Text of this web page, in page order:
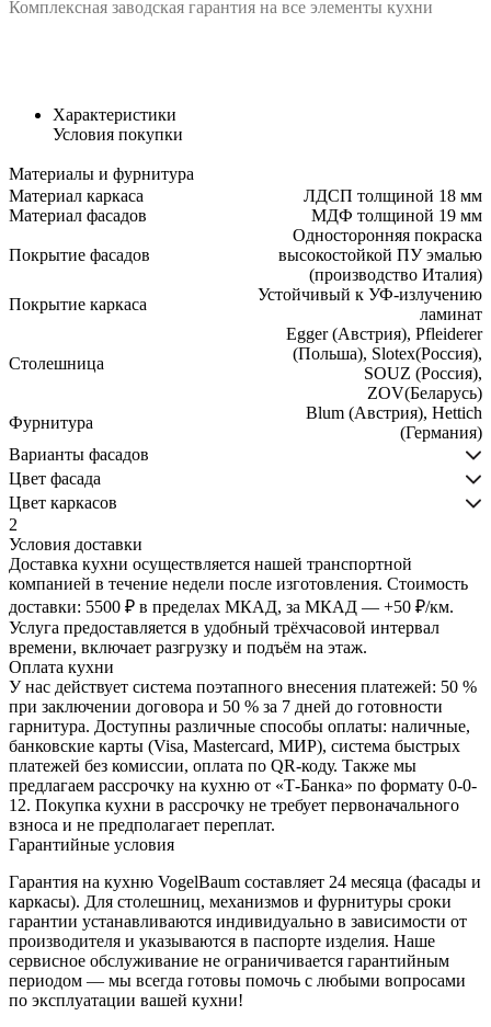
Комплексная заводская гарантия на все элементы кухни
Характеристики
Условия покупки
Материалы и фурнитура
Материал каркаса
ЛДСП толщиной 18 мм
Материал фасадов
МДФ толщиной 19 мм
Покрытие фасадов
Односторонняя покраска
высокостойкой ПУ эмалью
(производство Италия)
Покрытие каркаса
Устойчивый к УФ-излучению
ламинат
Столешница
Egger (Австрия), Pfleiderer
(Польша), Slotex(Россия),
SOUZ (Россия),
ZOV(Беларусь)
Фурнитура
Blum (Австрия), Hettich
(Германия)
Варианты фасадов
Цвет фасада
БОЛЕЕ
2200
ЦВЕТОВ -
ЛЮБОЙ
ЦВЕТ ПО
КАТАЛОГАМ
RAL И NCS
Цвет каркасов
АНТРАЦИТ
БЕЛЫЙ
БАЗОВЫЙ
БУК
АРТИЗАН
2
Условия доставки
Доставка кухни осуществляется нашей транспортной
компанией в течение недели после изготовления. Стоимость
доставки: 5500 ₽ в пределах МКАД, за МКАД — +50 ₽/км.
Услуга предоставляется в удобный трёхчасовой интервал
времени, включает разгрузку и подъём на этаж.
Оплата кухни
У нас действует система поэтапного внесения платежей: 50 %
при заключении договора и 50 % за 7 дней до готовности
гарнитура. Доступны различные способы оплаты: наличные,
банковские карты (Visa, Mastercard, МИР), система быстрых
платежей без комиссии, оплата по QR-коду. Также мы
предлагаем рассрочку на кухню от «Т-Банка» по формату 0-0-
12. Покупка кухни в рассрочку не требует первоначального
взноса и не предполагает переплат.
Гарантийные условия
Гарантия на кухню VogelBaum составляет 24 месяца (фасады и
каркасы). Для столешниц, механизмов и фурнитуры сроки
гарантии устанавливаются индивидуально в зависимости от
производителя и указываются в паспорте изделия. Наше
сервисное обслуживание не ограничивается гарантийным
периодом — мы всегда готовы помочь с любыми вопросами
по эксплуатации вашей кухни!